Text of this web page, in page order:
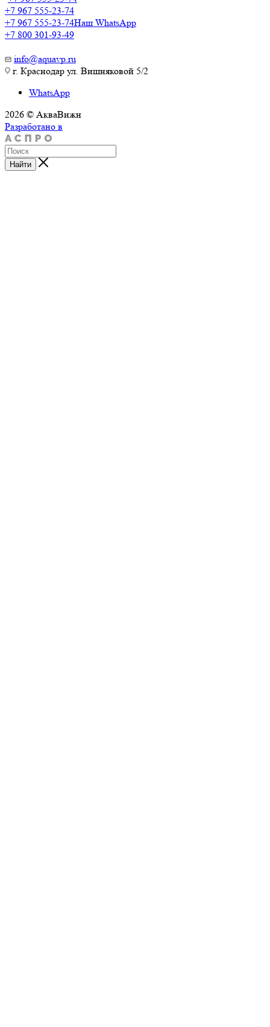
+7 967 555-23-74
+7 967 555-23-74Наш WhatsApp
+7 800 301-93-49
info@aquavp.ru
г. Краснодар ул. Вишняковой 5/2
WhatsApp
2026 © АкваВижн
Разработано в
Найти